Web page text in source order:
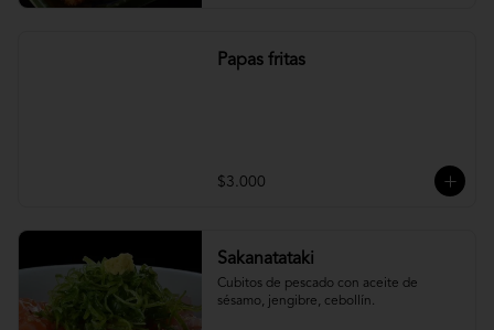
Papas fritas
$3.000
Sakanatataki
Cubitos de pescado con aceite de
sésamo, jengibre, cebollín.